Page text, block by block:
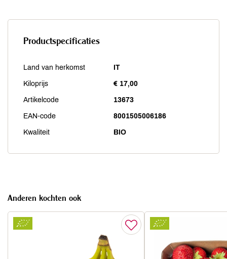
Productspecificaties
Land van herkomst IT
Kiloprijs € 17,00
Artikelcode 13673
EAN-code 8001505006186
Kwaliteit BIO
Anderen kochten ook